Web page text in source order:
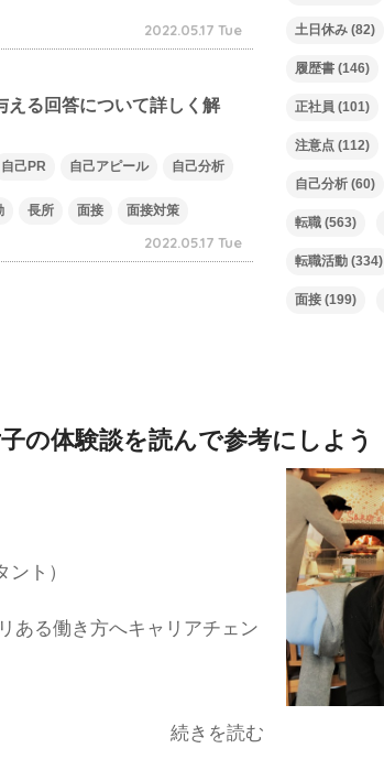
2022.05.17 Tue
える回答について詳しく解
自己PR 自己アピール 自己分析
長所 面接 面接対策
2022.05.17 Tue
土日休み (82)
履歴書 (146)
正社員 (101)
注意点 (112)
自己分析 (60)
転職 (563)
転職活動 (334)
面接 (199)
の体験談を読んで参考にしよう
ト）
ある働き方へキャリアチェン
続きを読む